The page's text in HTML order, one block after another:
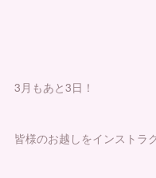
3月もあと3日！
皆様のお越しをインストラ